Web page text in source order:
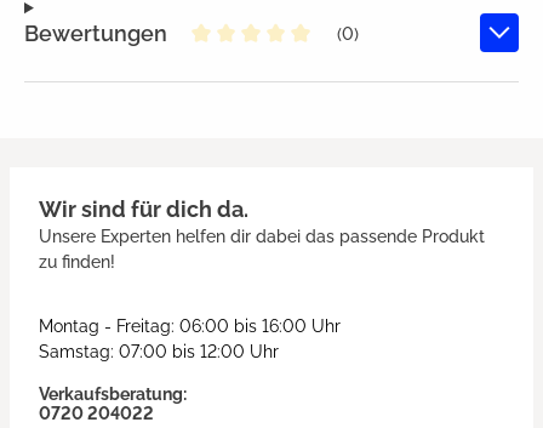
Bewertungen
(0)
Wir sind für dich da.
Unsere Experten helfen dir dabei das passende Produkt
zu finden!
Montag - Freitag: 06:00 bis 16:00 Uhr
Samstag: 07:00 bis 12:00 Uhr
Verkaufsberatung:
0720 204022